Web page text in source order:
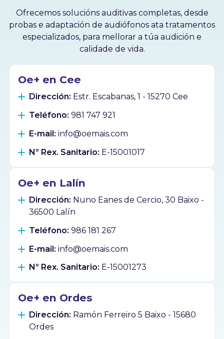
Ofrecemos solucións auditivas completas, desde
probas e adaptación de audiófonos ata tratamentos
especializados, para mellorar a túa audición e
calidade de vida.
Oe+ en Cee
Dirección: Estr. Escabanas, 1 - 15270 Cee
Teléfono: 981 747 921
E-mail: info@oemais.com
Nº Rex. Sanitario: E-15001017
Oe+ en Lalín
Dirección: Nuno Eanes de Cercio, 30 Baixo -
36500 Lalín
Teléfono: 986 181 267
E-mail: info@oemais.com
Nº Rex. Sanitario: E-15001273
Oe+ en Ordes
Dirección: Ramón Ferreiro 5 Baixo - 15680
Ordes